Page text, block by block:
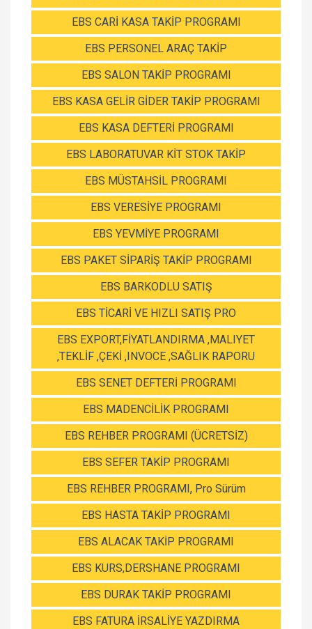
EBS CARİ KASA TAKİP PROGRAMI
EBS PERSONEL ARAÇ TAKİP
EBS SALON TAKİP PROGRAMI
EBS KASA GELİR GİDER TAKİP PROGRAMI
EBS KASA DEFTERİ PROGRAMI
EBS LABORATUVAR KİT STOK TAKİP
EBS MÜSTAHSİL PROGRAMI
EBS VERESİYE PROGRAMI
EBS YEVMİYE PROGRAMI
EBS PAKET SİPARİŞ TAKİP PROGRAMI
EBS BARKODLU SATIŞ
EBS TİCARİ VE HIZLI SATIŞ PRO
EBS EXPORT,FİYATLANDIRMA ,MALIYET
,TEKLİF ,ÇEKİ ,INVOCE ,SAĞLIK RAPORU
EBS SENET DEFTERİ PROGRAMI
EBS MADENCİLİK PROGRAMI
EBS REHBER PROGRAMI (ÜCRETSİZ)
EBS SEFER TAKİP PROGRAMI
EBS REHBER PROGRAMI, Pro Sürüm
EBS HASTA TAKİP PROGRAMI
EBS ALACAK TAKİP PROGRAMI
EBS KURS,DERSHANE PROGRAMI
EBS DURAK TAKİP PROGRAMI
EBS FATURA İRSALİYE YAZDIRMA